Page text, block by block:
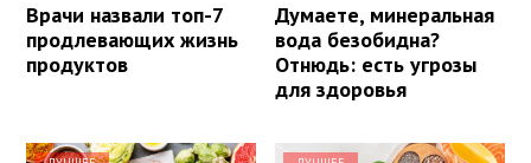
Врачи назвали топ-7
продлевающих жизнь
продуктов
Думаете, минеральная
вода безобидна?
Отнюдь: есть угрозы
для здоровья